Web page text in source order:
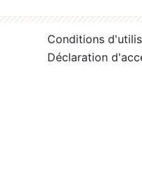
Conditions
Déclaration